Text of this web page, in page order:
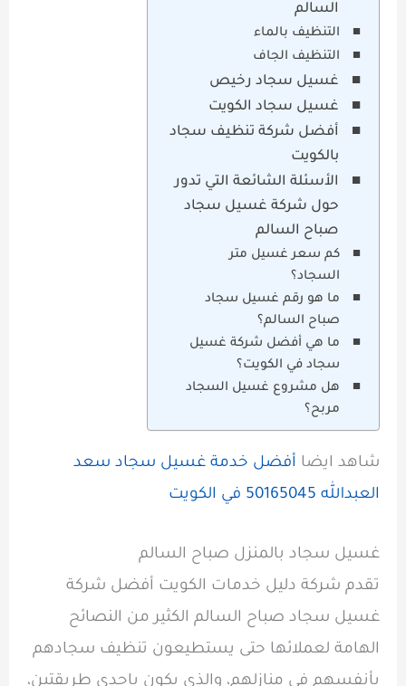
السالم
التنظيف بالماء
التنظيف الجاف
غسيل سجاد رخيص
غسيل سجاد الكويت
أفضل شركة تنظيف سجاد
بالكويت
الأسئلة الشائعة التي تدور
حول شركة غسيل سجاد
صباح السالم
كم سعر غسيل متر
السجاد؟
ما هو رقم غسيل سجاد
صباح السالم؟
ما هي أفضل شركة غسيل
سجاد في الكويت؟
هل مشروع غسيل السجاد
مربح؟
شاهد ايضا أفضل خدمة غسيل سجاد سعد
العبدالله 50165045 في الكويت
غسيل سجاد بالمنزل صباح السالم
تقدم شركة دليل خدمات الكويت أفضل شركة
غسيل سجاد صباح السالم الكثير من النصائح
الهامة لعملائها حتى يستطيعون تنظيف سجادهم
بأنفسهم في منازلهم، والذي يكون بإحدى طريقتين،